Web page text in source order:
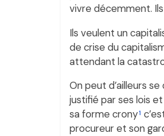
vivre décemment.
Ils veulent un
de crise du
attendant la
On peut d’ailleurs
justifié par ses lois
sa forme crony1
procureur et son